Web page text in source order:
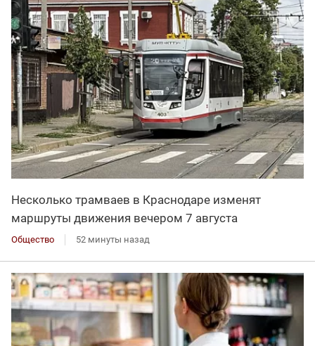
Несколько трамваев в Краснодаре изменят
маршруты движения вечером 7 августа
Общество 52 минуты назад